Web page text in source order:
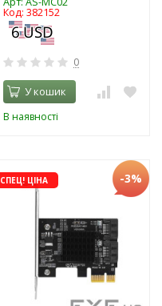
Код: 382152
0
У кошик
В наявності
СПЕЦ! ЦІНА -3%